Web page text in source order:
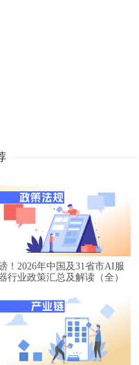
！2026年中国及31省市AI服
行业政策汇总及解读（全）